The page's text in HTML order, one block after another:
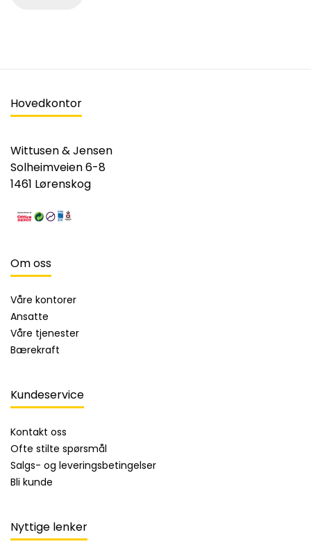
Hovedkontor
Wittusen & Jensen
Solheimveien 6-8
1461 Lørenskog
Om oss
Våre kontorer
Ansatte
Våre tjenester
Bærekraft
Kundeservice
Kontakt oss
Ofte stilte spørsmål
Salgs- og leveringsbetingelser
Bli kunde
Nyttige lenker